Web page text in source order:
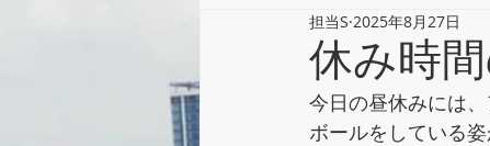
休み時
担当S 2025年8月27日
今日の昼休みには
ボールをしている